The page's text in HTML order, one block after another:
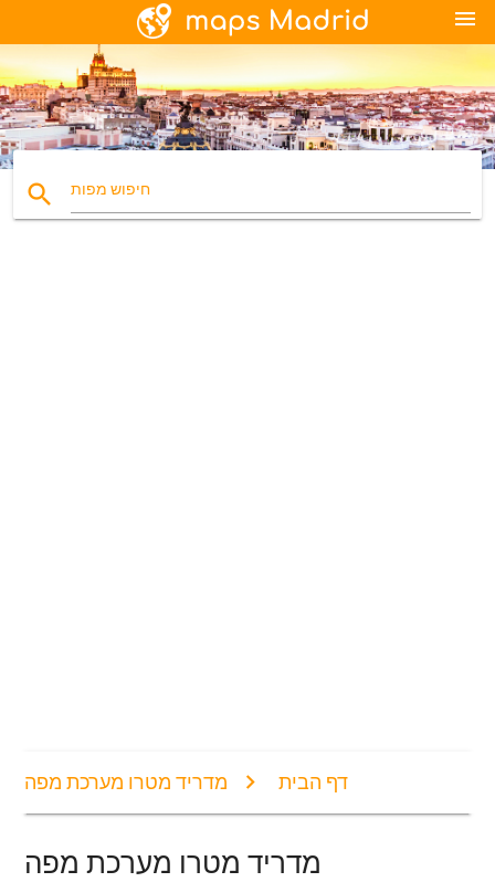
menu
search חיפוש מפות
דף הבית מדריד מטרו מערכת מפה
מדריד מטרו מערכת מפה